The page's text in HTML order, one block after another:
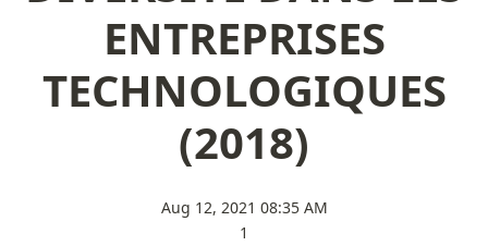
ENTREPRISES
TECHNOLOGIQUES
(2018)
Aug 12, 2021 08:35 AM
1